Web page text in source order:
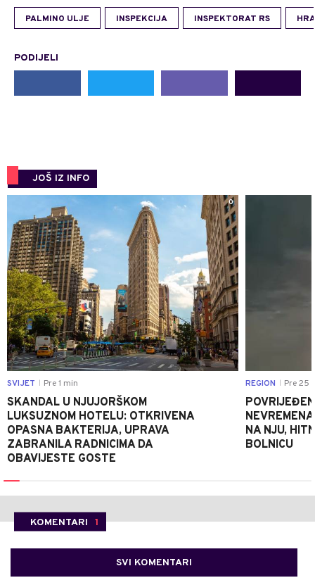
PALMINO ULJE INSPEKCIJA INSPEKTORAT RS
PODIJELI
JOŠ IZ INFO
0
SVIJET Pre 1 min
SKANDAL U NJUJORŠKOM
LUKSUZNOM HOTELU: OTKRIVENA
OPASNA BAKTERIJA, UPRAVA
ZABRANILA RADNICIMA DA
OBAVIJESTE GOSTE
REGION Pre 25
NA NJU,
BOLNICU
KOMENTARI 1
SVI KOMENTARI